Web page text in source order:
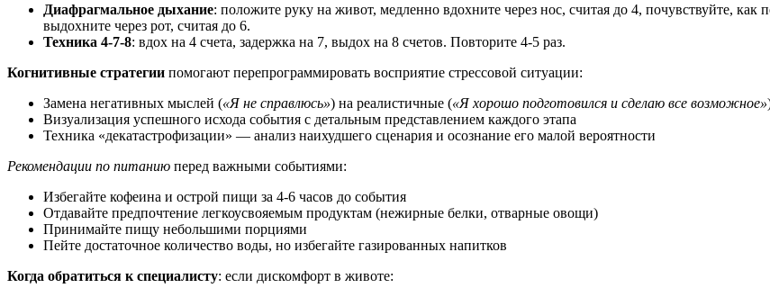
Диафрагмальное дыхание: положите руку на живот, медленно вдохните через нос, считая до 4, почувствуйте,
выдохните через рот, считая до 6.
Техника 4-7-8: вдох на 4 счета, задержка на 7, выдох на 8 счетов. Повторите 4-5 раз.
Когнитивные стратегии помогают перепрограммировать восприятие стрессовой ситуации:
Замена негативных мыслей («Я не справлюсь») на реалистичные («Я хорошо подготовился и сделаю все возможное»
Визуализация успешного исхода события с детальным представлением каждого этапа
Техника «декатастрофизации» — анализ наихудшего сценария и осознание его малой вероятности
Рекомендации по питанию перед важными событиями:
Избегайте кофеина и острой пищи за 4-6 часов до события
Отдавайте предпочтение легкоусвояемым продуктам (нежирные белки, отварные овощи)
Принимайте пищу небольшими порциями
Пейте достаточное количество воды, но избегайте газированных напитков
Когда обратиться к специалисту: если дискомфорт в животе: